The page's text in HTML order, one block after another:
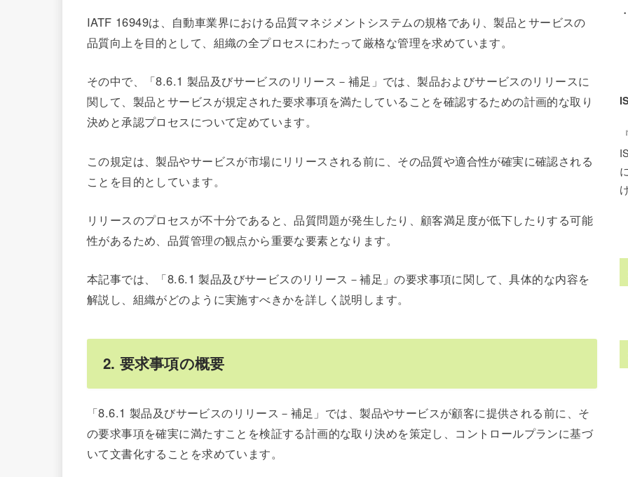
IATF 16949は、自動車業界における品質マネジメントシステムの規格であり、製品とサービスの
品質向上を目的として、組織の全プロセスにわたって厳格な管理を求めています。
その中で、「8.6.1 製品及びサービスのリリース－補足」では、製品およびサービスのリリースに
関して、製品とサービスが規定された要求事項を満たしていることを確認するための計画的な取り
決めと承認プロセスについて定めています。
この規定は、製品やサービスが市場にリリースされる前に、その品質や適合性が確実に確認される
ことを目的としています。
リリースのプロセスが不十分であると、品質問題が発生したり、顧客満足度が低下したりする可能
性があるため、品質管理の観点から重要な要素となります。
本記事では、「8.6.1 製品及びサービスのリリース－補足」の要求事項に関して、具体的な内容を
解説し、組織がどのように実施すべきかを詳しく説明します。
2. 要求事項の概要
「8.6.1 製品及びサービスのリリース－補足」では、製品やサービスが顧客に提供される前に、そ
の要求事項を確実に満たすことを検証する計画的な取り決めを策定し、コントロールプランに基づ
いて文書化することを求めています。